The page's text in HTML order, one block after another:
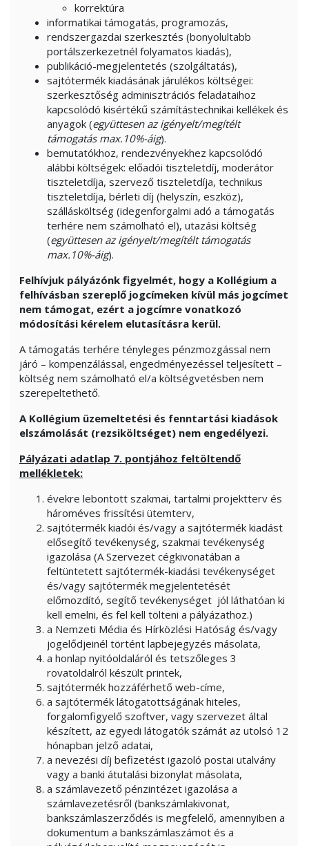
korrektúra
informatikai támogatás, programozás,
rendszergazdai szerkesztés (bonyolultabb
portálszerkezetnél folyamatos kiadás),
publikáció-megjelentetés (szolgáltatás),
sajtótermék kiadásának járulékos költségei:
szerkesztőség adminisztrációs feladataihoz
kapcsolódó kisértékű számítástechnikai kellékek és
anyagok (együttesen az igényelt/megítélt
támogatás max.10%-áig).
bemutatókhoz, rendezvényekhez kapcsolódó
alábbi költségek: előadói tiszteletdíj, moderátor
tiszteletdíja, szervező tiszteletdíja, technikus
tiszteletdíja, bérleti díj (helyszín, eszköz),
szállásköltség (idegenforgalmi adó a támogatás
terhére nem számolható el), utazási költség
(együttesen az igényelt/megítélt támogatás
max.10%-áig).
Felhívjuk pályázónk figyelmét, hogy a Kollégium a
felhívásban szereplő jogcímeken kívül más jogcímet
nem támogat, ezért a jogcímre vonatkozó
módosítási kérelem elutasításra kerül.
A támogatás terhére tényleges pénzmozgással nem
járó – kompenzálással, engedményezéssel teljesített –
költség nem számolható el/a költségvetésben nem
szerepeltethető.
A Kollégium üzemeltetési és fenntartási kiadások
elszámolását (rezsiköltséget) nem engedélyezi.
Pályázati adatlap 7. pontjához feltöltendő
mellékletek:
évekre lebontott szakmai, tartalmi projektterv és
hároméves frissítési ütemterv,
sajtótermék kiadói és/vagy a sajtótermék kiadást
elősegítő tevékenység, szakmai tevékenység
igazolása (A Szervezet cégkivonatában a
feltüntetett sajtótermék-kiadási tevékenységet
és/vagy sajtótermék megjelentetését
előmozdító, segítő tevékenységet jól láthatóan ki
kell emelni, és fel kell tölteni a pályázathoz.)
a Nemzeti Média és Hírközlési Hatóság és/vagy
jogelődjeinél történt lapbejegyzés másolata,
a honlap nyitóoldaláról és tetszőleges 3
rovatoldalról készült printek,
sajtótermék hozzáférhető web-címe,
a sajtótermék látogatottságának hiteles,
forgalomfigyelő szoftver, vagy szervezet által
készített, az egyedi látogatók számát az utolsó 12
hónapban jelző adatai,
a nevezési díj befizetést igazoló postai utalvány
vagy a banki átutalási bizonylat másolata,
a számlavezető pénzintézet igazolása a
számlavezetésről (bankszámlakivonat,
bankszámlaszerződés is megfelelő, amennyiben a
dokumentum a bankszámlaszámot és a